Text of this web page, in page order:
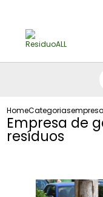
HomeCategorias
Empresa de
resíduos